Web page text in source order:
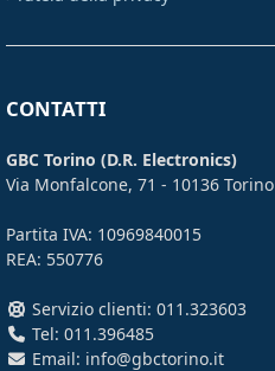
CONTATTI
GBC Torino (D.R. Electronics)
Via Monfalcone, 71 - 10136 Torino
Partita IVA: 10969840015
REA: 550776
Servizio clienti: 011.323603
Tel: 011.396485
Email: info@gbctorino.it